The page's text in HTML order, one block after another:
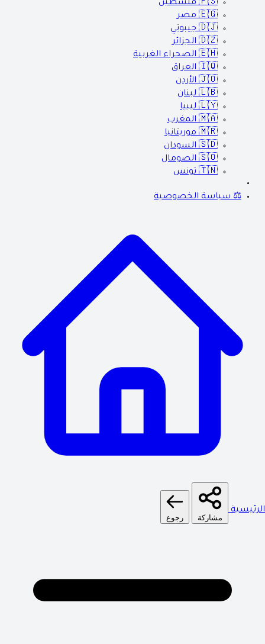
🇵🇸 فلسطين
🇪🇬 مصر
🇩🇯 جيبوتي
🇩🇿 الجزائر
🇪🇭 الصحراء الغربية
🇮🇶 العراق
🇯🇴 الأردن
🇱🇧 لبنان
🇱🇾 ليبيا
🇲🇦 المغرب
🇲🇷 موريتانيا
🇸🇩 السودان
🇸🇴 الصومال
🇹🇳 تونس
⚖️ سياسة الخصوصية
الرئيسية
مشاركة رجوع